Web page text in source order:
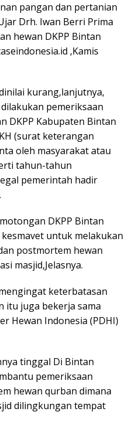
pangan dan pertanian
Drh. Iwan Berri Prima
hewan DKPP Bintan
,Kamis
kurang,lanjutnya,
pemeriksaan
DKPP Kabupaten Bintan
(surat keterangan
oleh masyarakat atau
tahun-tahun
pemerintah hadir
DKPP Bintan
untuk melakukan
postmortem hewan
masjid,Jelasnya.
keterbatasan
itu juga bekerja sama
Hewan Indonesia (PDHI)
tinggal Di Bintan
pemeriksaan
hewan qurban dimana
dilingkungan tempat